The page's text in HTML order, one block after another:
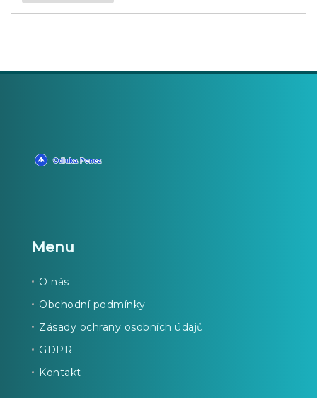
Menu
O nás
Obchodní podmínky
Zásady ochrany osobních údajů
GDPR
Kontakt